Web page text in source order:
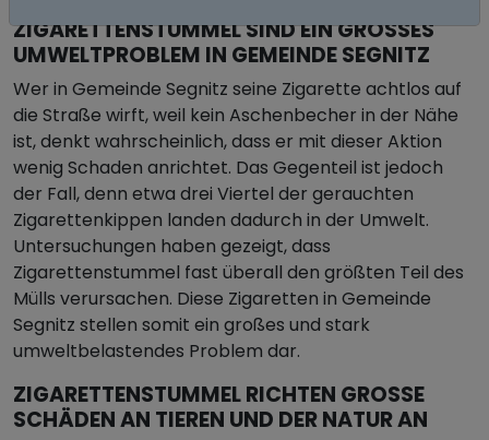
ZIGARETTENSTUMMEL SIND EIN GROSSES U
MWELTPROBLEM IN GEMEINDE SEGNITZ
Wer in Gemeinde Segnitz seine Zigarette achtlos auf
die Straße wirft, weil kein Aschenbecher in der Nähe
ist, denkt wahrscheinlich, dass er mit dieser Aktion
wenig Schaden anrichtet. Das Gegenteil ist jedoch
der Fall, denn etwa drei Viertel der gerauchten
Zigarettenkippen landen dadurch in der Umwelt.
Untersuchungen haben gezeigt, dass
Zigarettenstummel fast überall den größten Teil des
Mülls verursachen. Diese Zigaretten in Gemeinde
Segnitz stellen somit ein großes und stark
umweltbelastendes Problem dar.
ZIGARETTENSTUMMEL RICHTEN GROSSE S
CHÄDEN AN TIEREN UND DER NATUR AN